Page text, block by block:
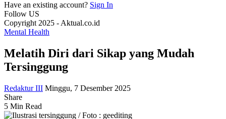
Have an existing account? Sign In
Follow US
Copyright 2025 - Aktual.co.id
Mental Health
Melatih Diri dari Sikap yang Mudah
Tersinggung
Redaktur III Minggu, 7 Desember 2025
Share
5 Min Read